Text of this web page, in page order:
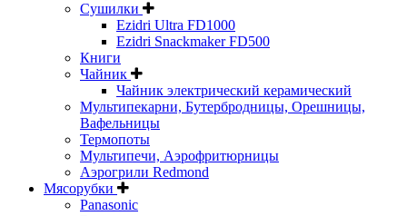
Сушилки
Ezidri Ultra FD1000
Ezidri Snackmaker FD500
Книги
Чайник
Чайник электрический керамический
Мультипекарни, Бутербродницы, Орешницы,
Вафельницы
Термопоты
Мультипечи, Аэрофритюрницы
Аэрогрили Redmond
Мясорубки
Panasonic